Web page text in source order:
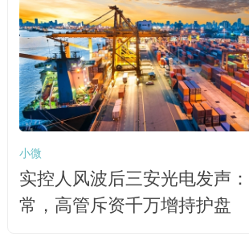
小微
实控人风波后三安光电发声
常，高管斥资千万增持护盘